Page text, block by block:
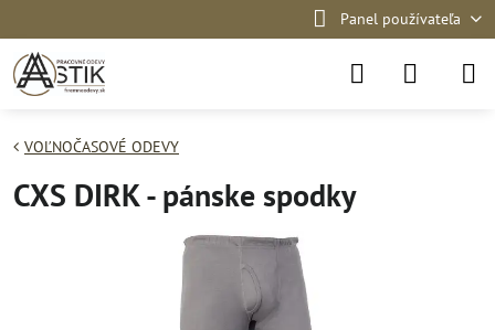
Panel používateľa
VOĽNOČASOVÉ ODEVY
CXS DIRK - pánske spodky